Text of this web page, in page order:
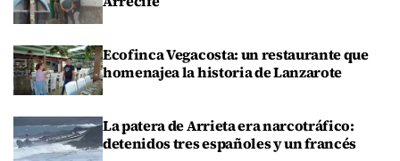
Ecofinca Vegacosta: un restaurante que
homenajea la historia de Lanzarote
La patera de Arrieta era narcotráfico:
detenidos tres españoles y un francés